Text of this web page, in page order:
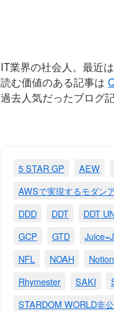
IT業界の社会人。最近
読む価値のある記事は
過去人気だったブログ
5 STAR GP AEW
AWSで実現するモダン
DDD
DDT DDT
GCP
GTD
NFL
NOAH Notion
Rhymester
SAKI
STARDOM WORLD非